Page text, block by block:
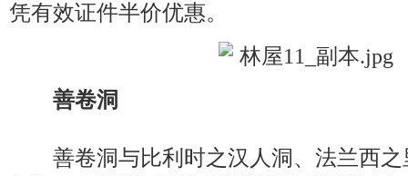
凭有效证件半价优惠。
善卷洞
善卷洞与比利时之汉人洞、法兰西之